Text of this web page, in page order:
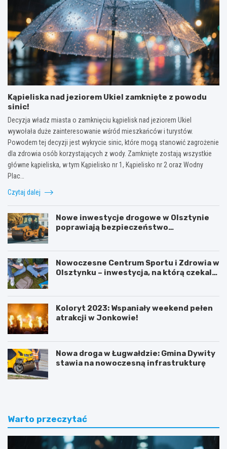
Kąpieliska nad jeziorem Ukiel zamknięte z powodu
sinic!
Decyzja władz miasta o zamknięciu kąpielisk nad jeziorem Ukiel
wywołała duże zainteresowanie wśród mieszkańców i turystów.
Powodem tej decyzji jest wykrycie sinic, które mogą stanowić zagrożenie
dla zdrowia osób korzystających z wody. Zamknięte zostają wszystkie
główne kąpieliska, w tym Kąpielisko nr 1, Kąpielisko nr 2 oraz Wodny
Plac…
Czytaj dalej
Nowe inwestycje drogowe w Olsztynie
poprawiają bezpieczeństwo
Nowoczesne Centrum Sportu i Zdrowia w
Olsztynku – inwestycja, na którą czekali
Koloryt 2023: Wspaniały weekend pełen
atrakcji w Jonkowie!
Nowa droga w Ługwałdzie: Gmina Dywity
stawia na nowoczesną infrastrukturę
Warto przeczytać